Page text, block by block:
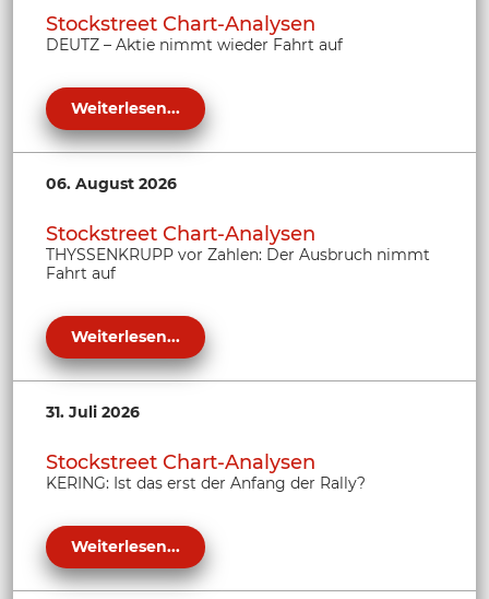
Stockstreet Chart-Analysen
DEUTZ – Aktie nimmt wieder Fahrt auf
Weiterlesen...
06. August 2026
Stockstreet Chart-Analysen
THYSSENKRUPP vor Zahlen: Der Ausbruch nimmt
Fahrt auf
Weiterlesen...
31. Juli 2026
Stockstreet Chart-Analysen
KERING: Ist das erst der Anfang der Rally?
Weiterlesen...